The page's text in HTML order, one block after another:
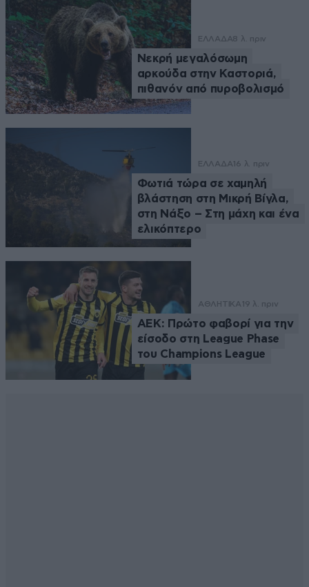
ΕΛΛΑΔΑ8 λ. πριν
Νεκρή μεγαλόσωμη
αρκούδα στην Καστοριά,
πιθανόν από πυροβολισμό
ΕΛΛΑΔΑ 16 λ. πριν
Φωτιά τώρα σε χαμηλή
βλάστηση στη Μικρή Βίγλα,
στη Νάξο – Στη μάχη και ένα
ελικόπτερο
ΑΘΛΗΤΙΚΑ 19 λ. πριν
ΑΕΚ: Πρώτο φαβορί για την
είσοδο στη League Phase
του Champions League